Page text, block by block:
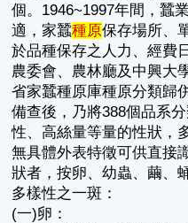
個。1946~1997年間，蠶
適，家蠶種原保存場所、
於品種保存之人力、經費
農委會、農林廳及中興大
省家蠶種原庫種原分類歸
備查後，乃將388個品系
性、高絲量等量的性狀，
無具體外表特徵可供直接
狀者，按卵、幼蟲、繭、
多樣性之一斑：
(一)卵：